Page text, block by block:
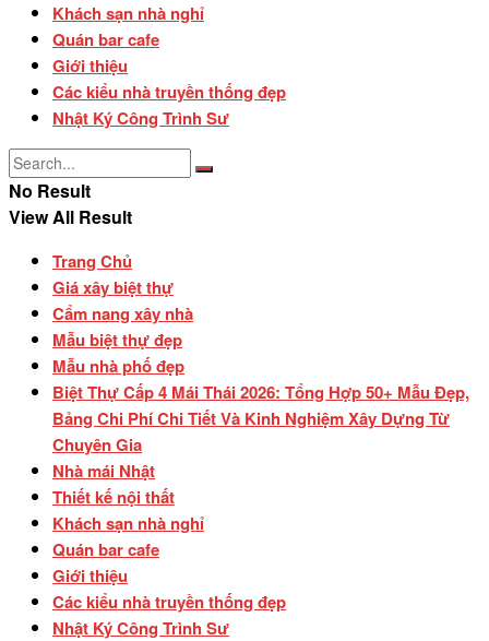
Khách sạn nhà nghỉ
Quán bar cafe
Giới thiệu
Các kiểu nhà truyền thống đẹp
Nhật Ký Công Trình Sư
No Result
View All Result
Trang Chủ
Giá xây biệt thự
Cẩm nang xây nhà
Mẫu biệt thự đẹp
Mẫu nhà phố đẹp
Biệt Thự Cấp 4 Mái Thái 2026: Tổng Hợp 50+ Mẫu Đẹp,
Bảng Chi Phí Chi Tiết Và Kinh Nghiệm Xây Dựng Từ
Chuyên Gia
Nhà mái Nhật
Thiết kế nội thất
Khách sạn nhà nghỉ
Quán bar cafe
Giới thiệu
Các kiểu nhà truyền thống đẹp
Nhật Ký Công Trình Sư